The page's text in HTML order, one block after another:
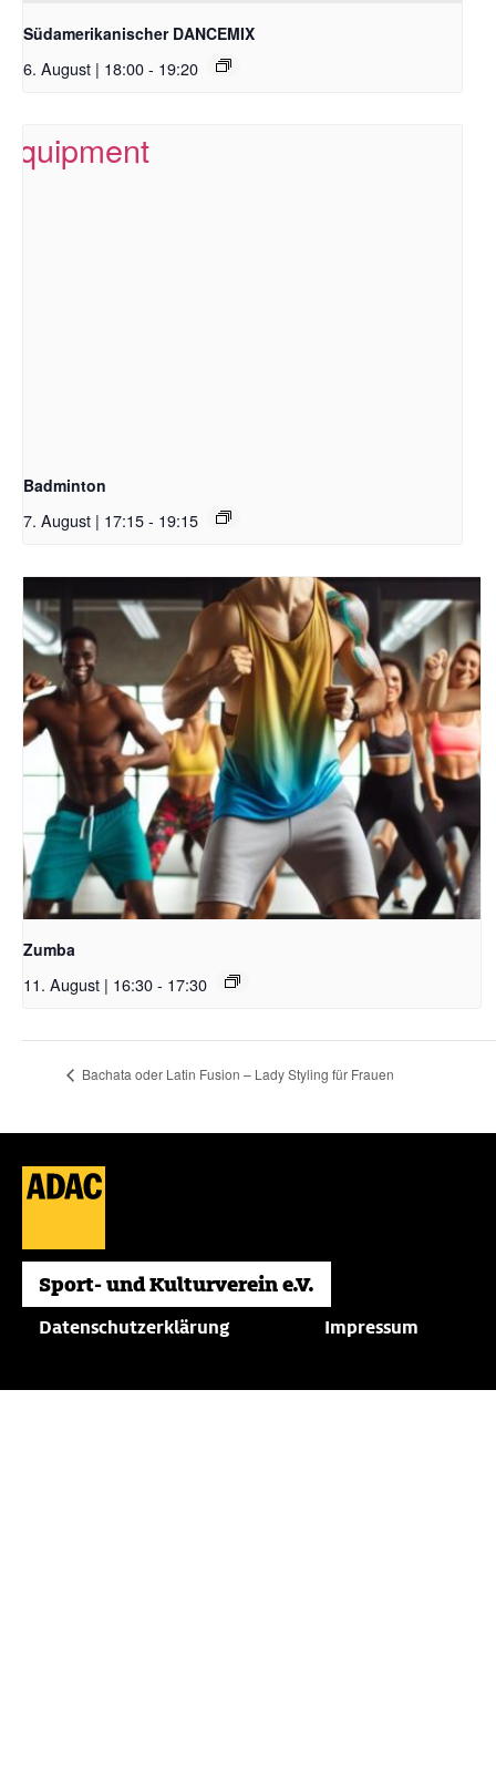
Südamerikanischer DANCEMIX
6. August | 18:00- 19:20
Badminton
7. August | 17:15- 19:15
Zumba
11. August | 16:30- 17:30
Bachata oder Latin Fusion – Lady Styling für Frauen
Datenschutzerklärung Impressum